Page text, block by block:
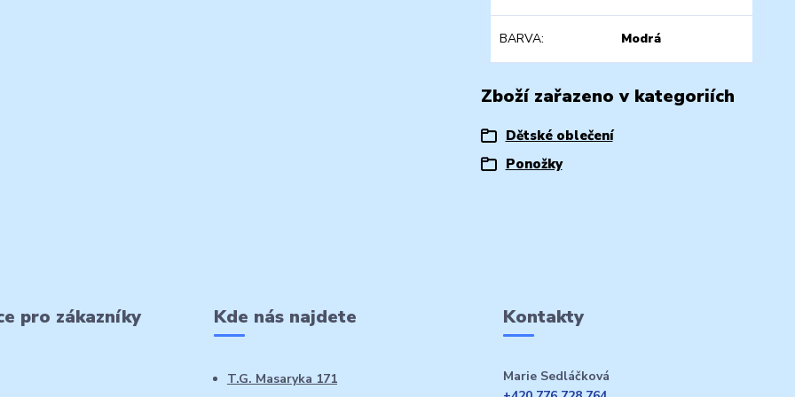
BARVA Modrá
Zboží zařazeno v kategoriích
Dětské oblečení
Ponožky
pro zákazníky Kde nás najdete
T.G. Masaryka 171
Kontakty
Marie Sedláčková